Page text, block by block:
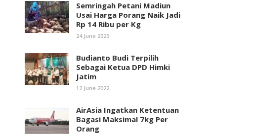
Semringah Petani Madiun
Usai Harga Porang Naik Jadi
Rp 14 Ribu per Kg
24 June 2025
Budianto Budi Terpilih
Sebagai Ketua DPD Himki
Jatim
12 June 2022
AirAsia Ingatkan Ketentuan
Bagasi Maksimal 7kg Per
Orang